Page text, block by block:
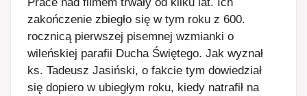
zakończenie zbiegło się w tym roku z 600.
rocznicą pierwszej pisemnej wzmianki o
wileńskiej parafii Ducha Świętego. Jak wyznał
ks. Tadeusz Jasiński, o fakcie tym dowiedział
się dopiero w ubiegłym roku, kiedy natrafił na